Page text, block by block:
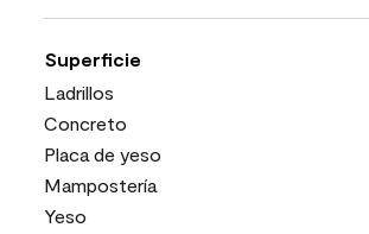
Superficie
Ladrillos
Concreto
Placa de yeso
Mampostería
Yeso